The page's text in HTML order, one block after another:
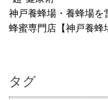
神戸養蜂場・養蜂場を
蜂蜜専門店【神戸養蜂
タグ